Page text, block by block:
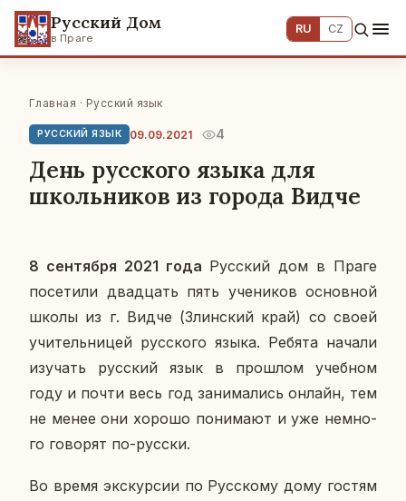
Русский Дом
в Праге
RU CZ
Главная · Русский язык
РУССКИЙ ЯЗЫК 09.09.2021 4
День русского языка для
школьников из города Видче
8 сен­тяб­ря 2021 года Рус­ский дом в Праге
по­се­ти­ли два­дцать пять уче­ни­ков ос­нов­ной
школы из г. Видче (Злин­ский край) со своей
учи­тель­ни­цей рус­ско­го языка. Ребята начали
изу­чать рус­ский язык в про­шлом учеб­ном
году и почти весь год за­ни­ма­лись онлайн, тем
не менее они хорошо по­ни­ма­ют и уже немно­
го го­во­рят по-русски.
Во время экс­кур­сии по Рус­ско­му дому гостям